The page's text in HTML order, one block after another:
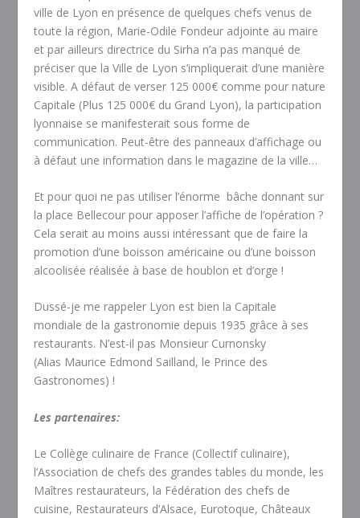
ville de Lyon en présence de quelques chefs venus de
toute la région, Marie-Odile Fondeur adjointe au maire
et par ailleurs directrice du Sirha n’a pas manqué de
préciser que la Ville de Lyon s’impliquerait d’une manière
visible. A défaut de verser 125 000€ comme pour nature
Capitale (Plus 125 000€ du Grand Lyon), la participation
lyonnaise se manifesterait sous forme de
communication. Peut-être des panneaux d’affichage ou
à défaut une information dans le magazine de la ville…
Et pour quoi ne pas utiliser l’énorme bâche donnant sur
la place Bellecour pour apposer l’affiche de l’opération ?
Cela serait au moins aussi intéressant que de faire la
promotion d’une boisson américaine ou d’une boisson
alcoolisée réalisée à base de houblon et d’orge !
Dussé-je me rappeler Lyon est bien la Capitale
mondiale de la gastronomie depuis 1935 grâce à ses
restaurants. N’est-il pas Monsieur Curnonsky
(Alias Maurice Edmond Sailland, le Prince des
Gastronomes) !
Les partenaires:
Le Collège culinaire de France (Collectif culinaire),
l’Association de chefs des grandes tables du monde, les
Maîtres restaurateurs, la Fédération des chefs de
cuisine, Restaurateurs d’Alsace, Eurotoque, Châteaux